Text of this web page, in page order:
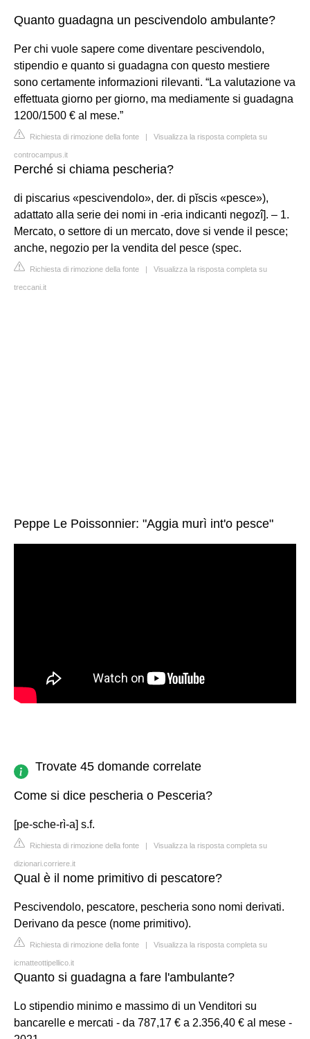
Quanto guadagna un pescivendolo ambulante?
Per chi vuole sapere come diventare pescivendolo,
stipendio e quanto si guadagna con questo mestiere
sono certamente informazioni rilevanti. “La valutazione va
effettuata giorno per giorno, ma mediamente si guadagna
1200/1500 € al mese.”
Richiesta di rimozione della fonte | Visualizza la risposta completa su
controcampus.it
Perché si chiama pescheria?
di piscarius «pescivendolo», der. di pĭscis «pesce»),
adattato alla serie dei nomi in -eria indicanti negozî]. – 1.
Mercato, o settore di un mercato, dove si vende il pesce;
anche, negozio per la vendita del pesce (spec.
Richiesta di rimozione della fonte | Visualizza la risposta completa su
treccani.it
Peppe Le Poissonnier: "Aggia murì int'o pesce"
Trovate 45 domande correlate
Come si dice pescheria o Pesceria?
[pe-sche-rì-a] s.f.
Richiesta di rimozione della fonte | Visualizza la risposta completa su
dizionari.corriere.it
Qual è il nome primitivo di pescatore?
Pescivendolo, pescatore, pescheria sono nomi derivati.
Derivano da pesce (nome primitivo).
Richiesta di rimozione della fonte | Visualizza la risposta completa su
icmatteottipellico.it
Quanto si guadagna a fare l'ambulante?
Lo stipendio minimo e massimo di un Venditori su
bancarelle e mercati - da 787,17 € a 2.356,40 € al mese -